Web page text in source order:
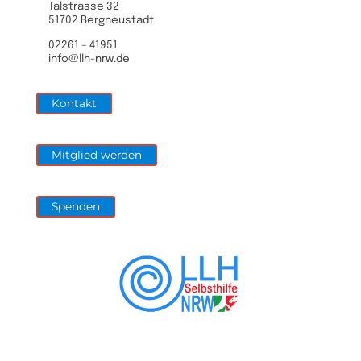
Talstrasse 32
51702 Bergneustadt
02261 – 41951
info@llh-nrw.de
Kontakt
Mitglied werden
Spenden